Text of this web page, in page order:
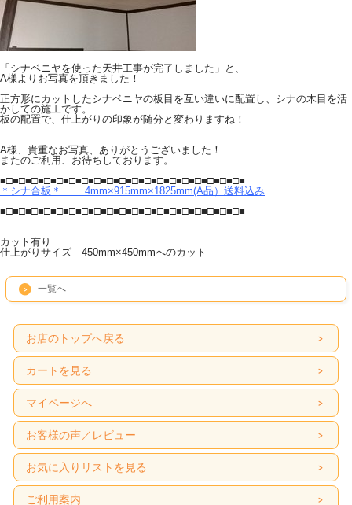
「シナベニヤを使った天井工事が完了しました」と、
A様よりお写真を頂きました！
正方形にカットしたシナベニヤの板目を互い違いに配置し、シナの木目を活
かしての施工です。
板の配置で、仕上がりの印象が随分と変わりますね！
A様、貴重なお写真、ありがとうございました！
またのご利用、お待ちしております。
■□■□■□■□■□■□■□■□■□■□■□■□■□■□■□■□■□■□■□■
＊シナ合板＊ 4mm×915mm×1825mm(A品）送料込み
■□■□■□■□■□■□■□■□■□■□■□■□■□■□■□■□■□■□■□■
カット有り
仕上がりサイズ 450mm×450mmへのカット
一覧へ
お店のトップへ戻る
カートを見る
マイページへ
お客様の声／レビュー
お気に入りリストを見る
ご利用案内